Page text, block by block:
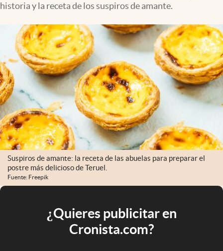
historia y la receta de los suspiros de amante.
Suspiros de amante: la receta de las abuelas para preparar el
postre más delicioso de Teruel.
Fuente: Freepik
¿Quieres publicitar en
Cronista.com?